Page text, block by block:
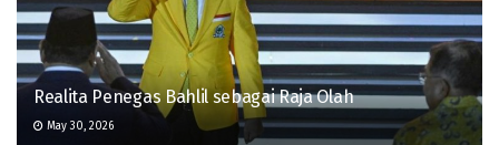
Realita Penegas Bahlil sebagai Raja Olah
May 30, 2026